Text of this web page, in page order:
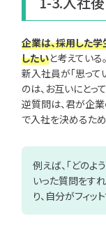
企業は、採用した
したいと考えている。
新入社員が「思って
のは、お互いにとっ
逆質問は、君が企
で入社を決めるた
例えば、「どの
いった質問をす
り、自分がフィ